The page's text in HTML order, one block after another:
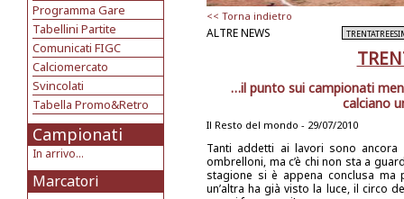
Programma Gare
Tabellini Partite
Comunicati FIGC
Calciomercato
Svincolati
Tabella Promo&Retro
Campionati
In arrivo...
Marcatori
<< Torna indietro
ALTRE NEWS
…il punto sui campionati
calciano
Il Resto del mondo - 29/07/2010
Tanti addetti ai lavori sono
ombrelloni, ma c’è chi non sta a
stagione si è appena conclusa ma
un’altra ha già visto la luce, il circo